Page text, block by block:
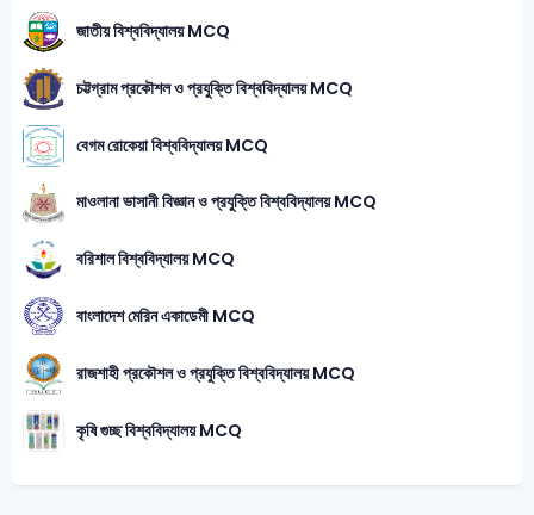
জাতীয় বিশ্ববিদ্যালয় MCQ
চট্টগ্রাম প্রকৌশল ও প্রযুক্তি বিশ্ববিদ্যালয় MCQ
বেগম রোকেয়া বিশ্ববিদ্যালয় MCQ
মাওলানা ভাসানী বিজ্ঞান ও প্রযুক্তি বিশ্ববিদ্যালয় MCQ
বরিশাল বিশ্ববিদ্যালয় MCQ
বাংলাদেশ মেরিন একাডেমী MCQ
রাজশাহী প্রকৌশল ও প্রযুক্তি বিশ্ববিদ্যালয় MCQ
কৃষি গুচ্ছ বিশ্ববিদ্যালয় MCQ